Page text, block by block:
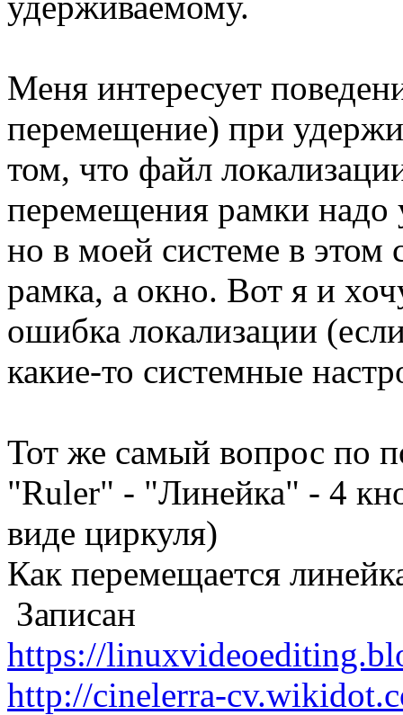
Меня интересует
перемещение) при
том, что файл
перемещения рамки
но в моей системе в этом
рамка, а окно. Вот я и
ошибка локализации
какие-то системные
Тот же самый вопрос по
"Ruler" - "Линейка" - 4
виде циркуля)
Как перемещается
Записан
https://
http://cinelerra-